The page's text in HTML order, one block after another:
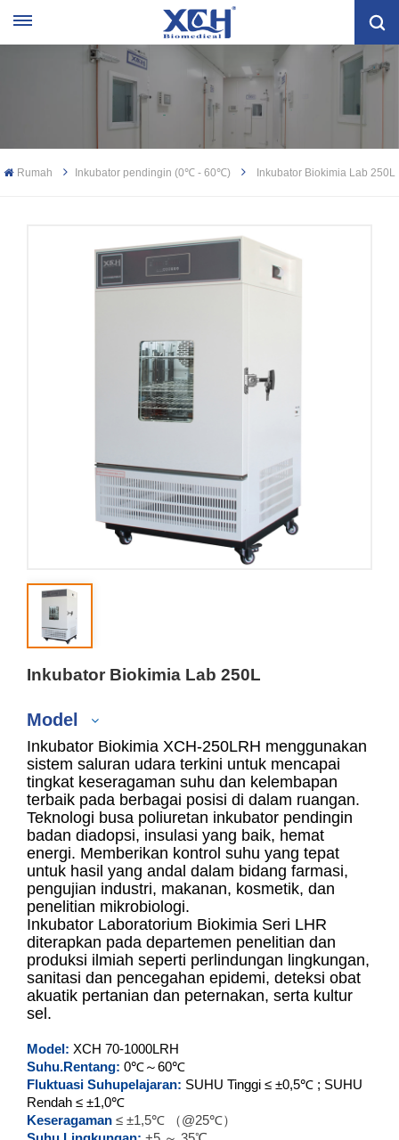
Rumah Inkubator pendingin (0℃ - 60℃) Inkubator Biokimia Lab 250L
Inkubator Biokimia Lab 250L
Model
XCH-70LRH
XCH-150LRH
XCH-250LRH
XCH-400LRH
XCH-500LRH
XCH-800LRH
XCH-1000LRH
Inkubator Biokimia XCH-250LRH menggunakan
sistem saluran udara terkini untuk mencapai
tingkat keseragaman suhu dan kelembapan
terbaik pada berbagai posisi di dalam ruangan.
Teknologi busa poliuretan inkubator pendingin
badan diadopsi, insulasi yang baik, hemat
energi. Memberikan kontrol suhu yang tepat
untuk hasil yang andal dalam bidang farmasi,
pengujian industri, makanan, kosmetik, dan
penelitian mikrobiologi.
Inkubator Laboratorium Biokimia Seri LHR
diterapkan pada departemen penelitian dan
produksi ilmiah seperti perlindungan lingkungan,
sanitasi dan pencegahan epidemi, deteksi obat
akuatik pertanian dan peternakan, serta kultur
sel.
Model: XCH 70-1000LRH
Suhu.Rentang: 0℃～60℃
Fluktuasi Suhupelajaran: SUHU Tinggi ≤ ±0,5℃ ; SUHU
Rendah ≤ ±1,0℃
Keseragaman ≤ ±1,5℃ （@25℃）